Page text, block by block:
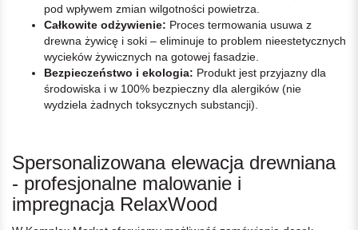
pod wpływem zmian wilgotności powietrza.
Całkowite odżywienie: Proces termowania usuwa z
drewna żywicę i soki – eliminuje to problem nieestetycznych
wycieków żywicznych na gotowej fasadzie.
Bezpieczeństwo i ekologia: Produkt jest przyjazny dla
środowiska i w 100% bezpieczny dla alergików (nie
wydziela żadnych toksycznych substancji).
Spersonalizowana elewacja drewniana
- profesjonalne malowanie i
impregnacja RelaxWood